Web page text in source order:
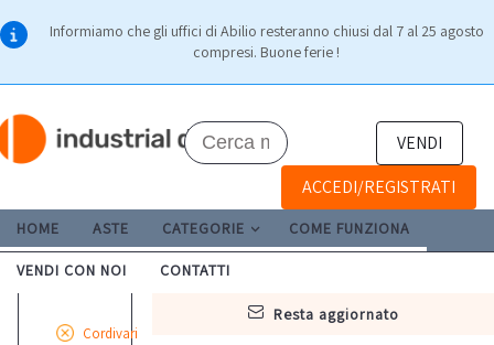
Informiamo che gli uffici di Abilio resteranno chiusi dal 7 al 25 agosto
compresi. Buone ferie !
VENDI
ACCEDI/REGISTRATI
HOME ASTE CATEGORIE COME FUNZIONA
VENDI CON NOI CONTATTI
resta aggiornato
Cordivari